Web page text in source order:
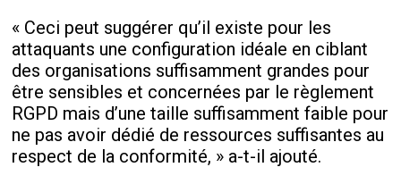
« Ceci peut suggérer qu’il existe pour les
attaquants une configuration idéale en ciblant
des organisations suffisamment grandes pour
être sensibles et concernées par le règlement
RGPD mais d’une taille suffisamment faible pour
ne pas avoir dédié de ressources suffisantes au
respect de la conformité, » a-t-il ajouté.